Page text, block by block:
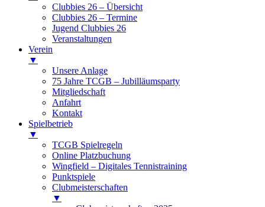
Clubbies 26 – Übersicht
Clubbies 26 – Termine
Jugend Clubbies 26
Veranstaltungen
Verein
▼
Unsere Anlage
75 Jahre TCGB – Jubilläumsparty
Mitgliedschaft
Anfahrt
Kontakt
Spielbetrieb
▼
TCGB Spielregeln
Online Platzbuchung
Wingfield – Digitales Tennistraining
Punktspiele
Clubmeisterschaften
▼